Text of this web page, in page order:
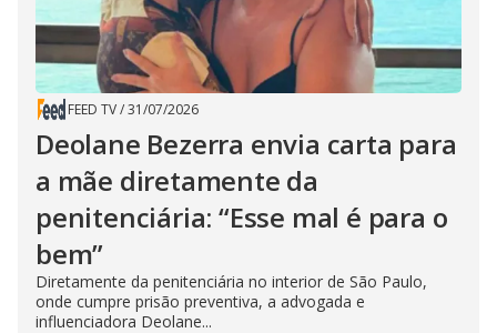
FEED TV/31/07/2026
Deolane Bezerra envia carta para
a mãe diretamente da
penitenciária: “Esse mal é para o
bem”
Diretamente da penitenciária no interior de São Paulo,
onde cumpre prisão preventiva, a advogada e
influenciadora Deolane...